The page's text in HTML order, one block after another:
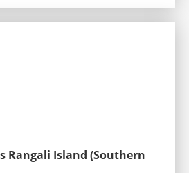
Rangali Island (Southern